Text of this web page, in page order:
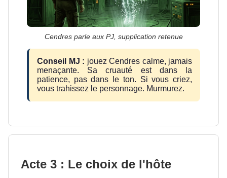
Cendres parle aux PJ, supplication retenue
Conseil MJ : jouez Cendres calme, jamais
menaçante. Sa cruauté est dans la
patience, pas dans le ton. Si vous criez,
vous trahissez le personnage. Murmurez.
Acte 3 : Le choix de l'hôte